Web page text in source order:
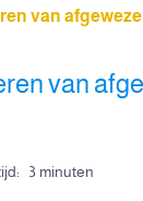
van
van
3 minuten